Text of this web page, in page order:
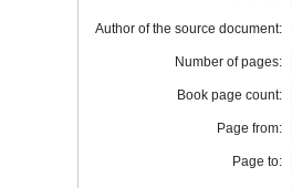
Author of the source document:
Number of pages:
Book page count:
Page from:
Page to: